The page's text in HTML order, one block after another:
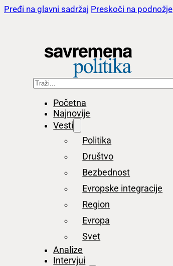
Pređi na glavni sadržaj Preskoči na podnožje
Pretraga
Početna
Najnovije
Vesti
Politika
Društvo
Bezbednost
Evropske integracije
Region
Evropa
Svet
Analize
Intervjui